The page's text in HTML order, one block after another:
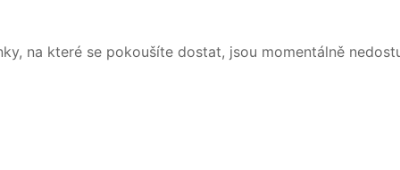
na které se pokoušíte dostat, jsou momentálně